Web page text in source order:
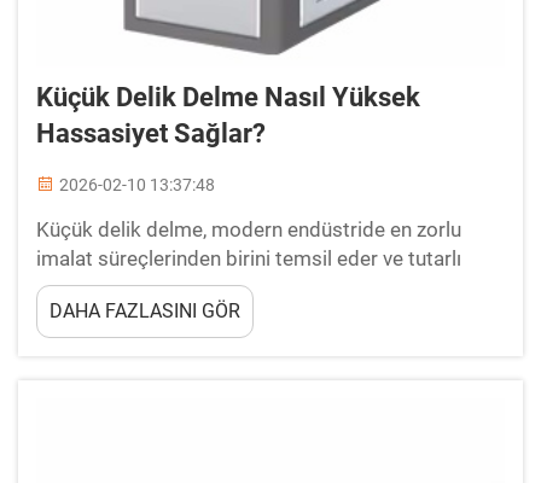
Küçük Delik Delme Nasıl Yüksek
Hassasiyet Sağlar?
2026-02-10 13:37:48
Küçük delik delme, modern endüstride en zorlu
imalat süreçlerinden birini temsil eder ve tutarlı
sonuçlar elde etmek için olağanüstü hassasiyet ile
özel teknikler gerektirir. Bu imalat süreci, çapı ...
olan deliklerin oluşturulmasını içerir.
DAHA FAZLASINI GÖR